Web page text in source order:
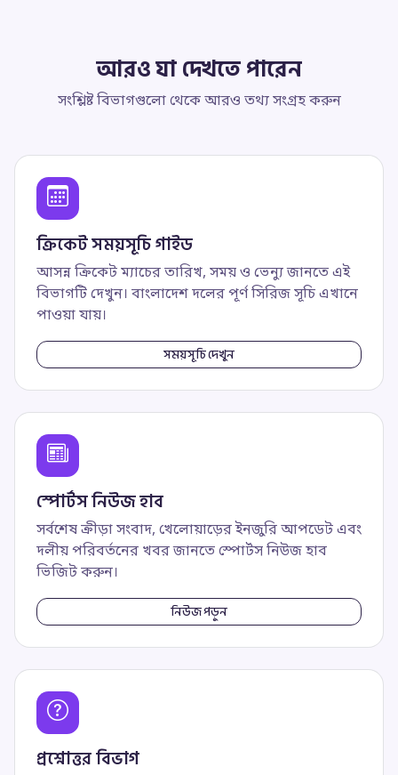
আরও যা দেখতে পারেন
সংশ্লিষ্ট বিভাগগুলো থেকে আরও তথ্য সংগ্রহ করুন
ক্রিকেট সময়সূচি গাইড
আসন্ন ক্রিকেট ম্যাচের তারিখ, সময় ও ভেন্যু জানতে এই
বিভাগটি দেখুন। বাংলাদেশ দলের পূর্ণ সিরিজ সূচি এখানে
পাওয়া যায়।
সময়সূচি দেখুন
স্পোর্টস নিউজ হাব
সর্বশেষ ক্রীড়া সংবাদ, খেলোয়াড়ের ইনজুরি আপডেট এবং
দলীয় পরিবর্তনের খবর জানতে স্পোর্টস নিউজ হাব
ভিজিট করুন।
নিউজ পড়ুন
প্রশ্নোত্তর বিভাগ